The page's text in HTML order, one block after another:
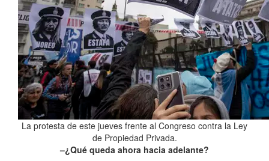
La protesta de este jueves frente al Congreso contra la Ley
de Propiedad Privada.
–¿Qué queda ahora hacia adelante?